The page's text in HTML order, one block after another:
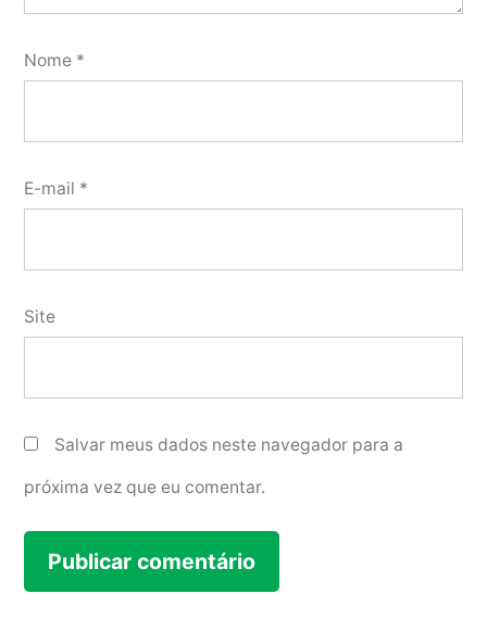
Nome *
E-mail *
Site
Salvar meus dados neste navegador para a
próxima vez que eu comentar.